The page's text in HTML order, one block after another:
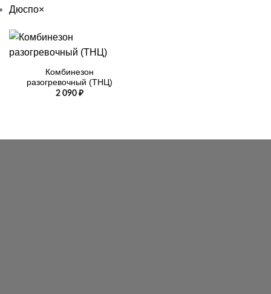
Дюспо×
Комбинезон
разогревочный (ТНЦ)
2 090 ₽